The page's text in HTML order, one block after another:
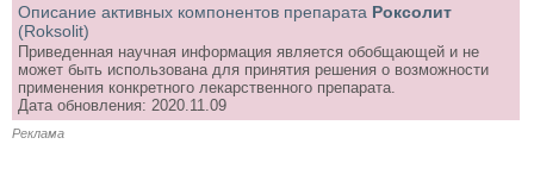
Описание активных компонентов препарата Роксолит
(Roksolit)
Приведенная научная информация является обобщающей и не
может быть использована для принятия решения о возможности
применения конкретного лекарственного препарата.
Дата обновления: 2020.11.09
Реклама